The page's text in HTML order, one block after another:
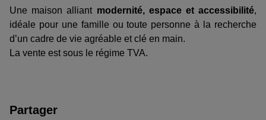
Une maison alliant modernité, espace et accessibilité,
idéale pour une famille ou toute personne à la recherche
d’un cadre de vie agréable et clé en main.
La vente est sous le régime TVA.
Partager